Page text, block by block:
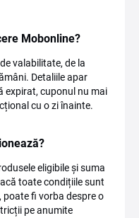
Mobonline?
valabilitate, de la
Detaliile apar
expirat, cuponul nu mai
cu o zi înainte.
eligibile și suma
toate condițiile sunt
poate fi vorba despre o
pe anumite